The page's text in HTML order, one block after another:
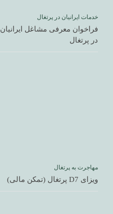
خدمات ایرانیان در پرتغال
فراخوان معرفی مشاغل ایرانیان
در پرتغال
مهاجرت به پرتغال
ویزای D7 پرتغال (تمکن مالی)